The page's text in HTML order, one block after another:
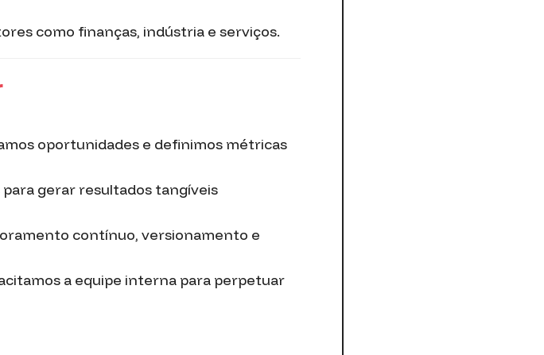
como finanças, indústria e serviços.
oportunidades e definimos métricas
para gerar resultados tangíveis
contínuo, versionamento e
a equipe interna para perpetuar